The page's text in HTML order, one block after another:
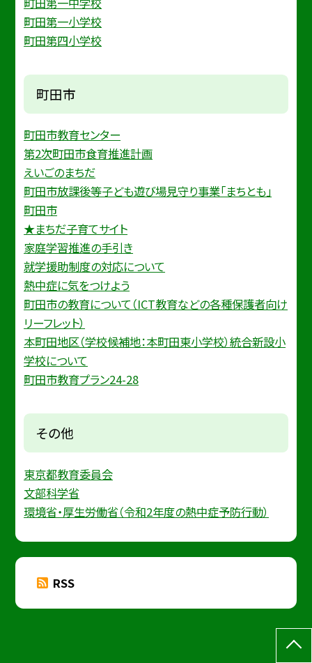
町田第一小学校
町田第四小学校
町田市
町田市教育センター
第2次町田市食育推進計画
えいごのまちだ
町田市放課後等子ども遊び場見守り事業「まちとも」
町田市
★まちだ子育てサイト
家庭学習推進の手引き
就学援助制度の対応について
熱中症に気をつけよう
町田市の教育について（ICT教育などの各種保護者向け
リーフレット）
本町田地区（学校候補地：本町田東小学校）統合新設小
学校について
町田市教育プラン24-28
その他
東京都教育委員会
文部科学省
環境省・厚生労働省（令和2年度の熱中症予防行動）
RSS